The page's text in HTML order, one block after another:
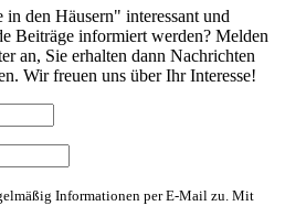
den Häusern" interessant und
Beiträge informiert werden? Melden
an, Sie erhalten dann Nachrichten
Wir freuen uns über Ihr Interesse!
Informationen per E-Mail zu. Mit